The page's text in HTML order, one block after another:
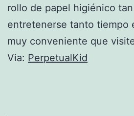
rollo de papel higiénico
entretenerse tanto tiempo
muy conveniente que
Via: PerpetualKid